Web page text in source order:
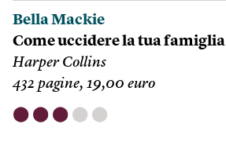
Bella Mackie
Come uccidere la tua famiglia
Harper Collins
432 pagine, 19,00 euro
⬤ ⬤ ⬤ ⬤ ⬤